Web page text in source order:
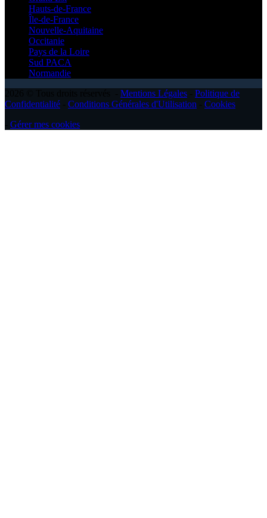
Hauts-de-France
Île-de-France
Nouvelle-Aquitaine
Occitanie
Pays de la Loire
Sud PACA
Normandie
Mentions Légales
Politique de
Confidentialité
Conditions Générales d'Utilisation
Cookies
Gérer mes cookies